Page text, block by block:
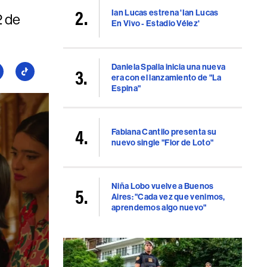
de
Seguí
Billboard
TikTok
Ian Lucas estrena 'Ian Lucas
En Vivo - Estadio Vélez'
Daniela Spalla inicia una nueva
era con el lanzamiento de "La
Espina"
Fabiana Cantilo presenta su
nuevo single "Flor de Loto"
Niña Lobo vuelve a Buenos
Aires: "Cada vez que venimos,
aprendemos algo nuevo"